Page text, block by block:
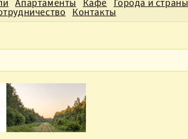
Апартаменты Кафе Города и страны
Контакты